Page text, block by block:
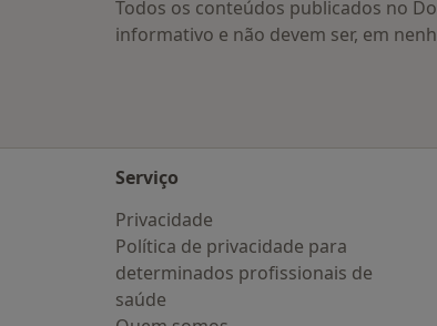
Todos os conteúdos publicados no
informativo e não devem ser, em
Serviço
Privacidade
Política de privacidade para
determinados profissionais de
saúde